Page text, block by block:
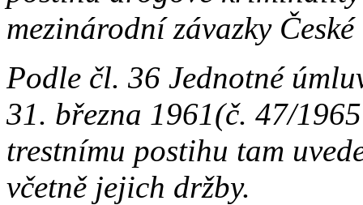
mezinárodní závazky
Podle čl. 36 Jednotné
31. března 1961(č. 47/
trestnímu postihu tam
včetně jejich držby.